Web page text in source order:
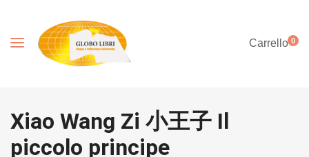
Carrello0
Xiao Wang Zi 小王子 Il
piccolo principe